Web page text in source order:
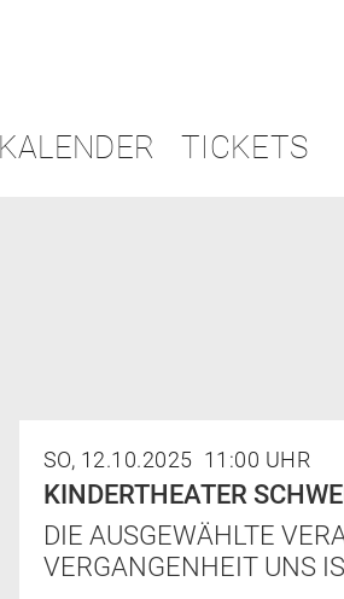
TICKETS
SO, 12.10.2025 11:00 UHR
KINDERTHEATER
DIE AUSGEWÄHLTE
VERGANGENHEIT UNS